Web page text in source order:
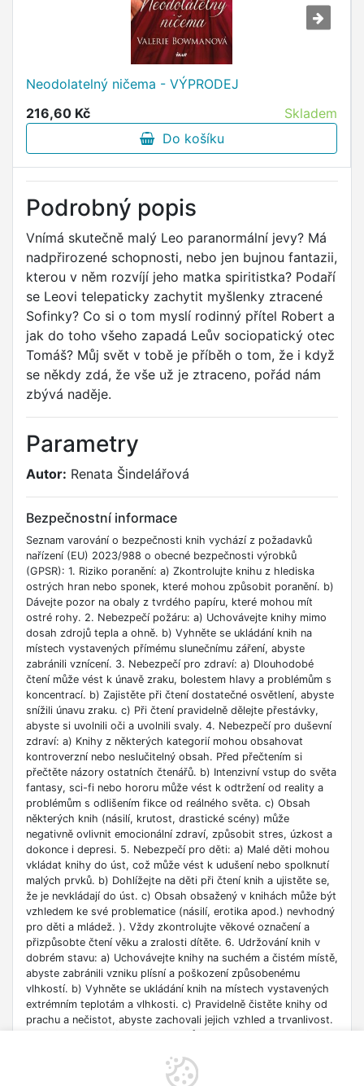
Neodolatelný ničema - VÝPRODEJ
216,60 Kč
Skladem
Do košíku
Podrobný popis
Vnímá skutečně malý Leo paranormální jevy? Má
nadpřirozené schopnosti, nebo jen bujnou fantazii,
kterou v něm rozvíjí jeho matka spiritistka? Podaří
se Leovi telepaticky zachytit myšlenky ztracené
Sofinky? Co si o tom myslí rodinný přítel Robert a
jak do toho všeho zapadá Leův sociopatický otec
Tomáš? Můj svět v tobě je příběh o tom, že i když
se někdy zdá, že vše už je ztraceno, pořád nám
zbývá naděje.
Parametry
Autor: Renata Šindelářová
Bezpečnostní informace
Seznam varování o bezpečnosti knih vychází z požadavků
nařízení (EU) 2023/988 o obecné bezpečnosti výrobků
(GPSR): 1. Riziko poranění: a) Zkontrolujte knihu z hlediska
ostrých hran nebo sponek, které mohou způsobit poranění. b)
Dávejte pozor na obaly z tvrdého papíru, které mohou mít
ostré rohy. 2. Nebezpečí požáru: a) Uchovávejte knihy mimo
dosah zdrojů tepla a ohně. b) Vyhněte se ukládání knih na
místech vystavených přímému slunečnímu záření, abyste
zabránili vznícení. 3. Nebezpečí pro zdraví: a) Dlouhodobé
čtení může vést k únavě zraku, bolestem hlavy a problémům s
koncentrací. b) Zajistěte při čtení dostatečné osvětlení, abyste
snížili únavu zraku. c) Při čtení pravidelně dělejte přestávky,
abyste si uvolnili oči a uvolnili svaly. 4. Nebezpečí pro duševní
zdraví: a) Knihy z některých kategorií mohou obsahovat
kontroverzní nebo neslučitelný obsah. Před přečtením si
přečtěte názory ostatních čtenářů. b) Intenzivní vstup do světa
fantasy, sci-fi nebo hororu může vést k odtržení od reality a
problémům s odlišením fikce od reálného světa. c) Obsah
některých knih (násilí, krutost, drastické scény) může
negativně ovlivnit emocionální zdraví, způsobit stres, úzkost a
dokonce i depresi. 5. Nebezpečí pro děti: a) Malé děti mohou
vkládat knihy do úst, což může vést k udušení nebo spolknutí
malých prvků. b) Dohlížejte na děti při čtení knih a ujistěte se,
že je nevkládají do úst. c) Obsah obsažený v knihách může být
vzhledem ke své problematice (násilí, erotika apod.) nevhodný
pro děti a mládež. ). Vždy zkontrolujte věkové označení a
přizpůsobte čtení věku a zralosti dítěte. 6. Udržování knih v
dobrém stavu: a) Uchovávejte knihy na suchém a čistém místě,
abyste zabránili vzniku plísní a poškození způsobenému
vlhkostí. b) Vyhněte se ukládání knih na místech vystavených
extrémním teplotám a vlhkosti. c) Pravidelně čistěte knihy od
prachu a nečistot, abyste zachovali jejich vzhled a trvanlivost.
vzdělávací nebo profesní účely. b) Věnujte pozornost datu
vydání, protože znalosti v některých oblastech se rychle